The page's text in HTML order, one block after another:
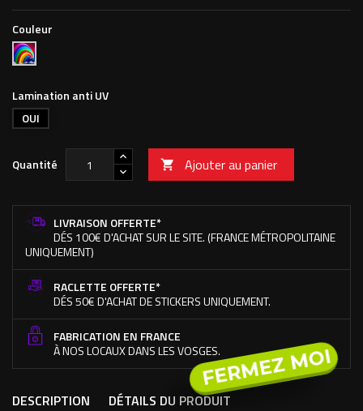
Couleur
Impression
Numérique
Lamination anti UV
OUI
Quantité  Ajouter au panier
LIVRAISON OFFERTE*
DÉS 100€ D'ACHAT SUR LE SITE. (FRANCE MÉTROPOLITAINE
UNIQUEMENT)
RACLETTE OFFERTE*
DÉS 50€ D'ACHAT DE STICKERS UNIQUEMENT.
FABRICATION EN FRANCE
À NOS LOCAUX DANS LES VOSGES.
DESCRIPTION DÉTAILS DU PRODUIT
FERMEZ MOI